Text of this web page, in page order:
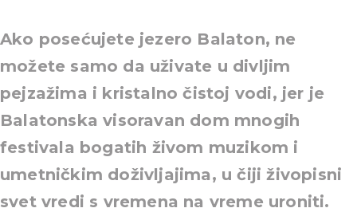
Ako posećujete jezero Balaton, ne
možete samo da uživate u divljim
pejzažima i kristalno čistoj vodi, jer je
Balatonska visoravan dom mnogih
festivala bogatih živom muzikom i
umetničkim doživljajima, u čiji živopisni
svet vredi s vremena na vreme uroniti.